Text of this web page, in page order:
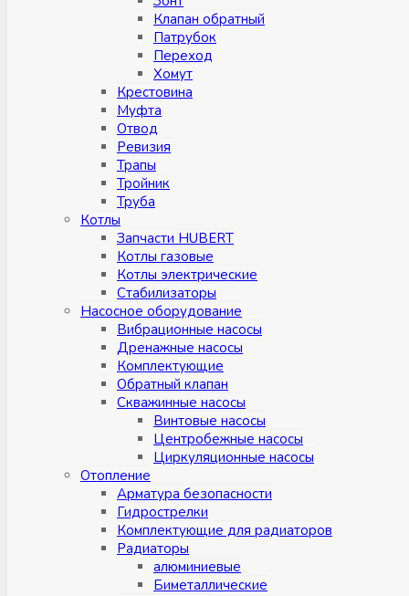
Клапан обратный
Патрубок
Переход
Хомут
Крестовина
Муфтa
Отвод
Ревизия
Трапы
Тройник
Труба
Котлы
Запчасти HUBERT
Котлы газовые
Котлы электрические
Стабилизаторы
Насосное оборудование
Вибрационные насосы
Дренажные насосы
Комплектующие
Обратный клапан
Скважинные насосы
Винтовые насосы
Центробежные насосы
Циркуляционные насосы
Отопление
Арматура безопасности
Гидрострелки
Комплектующие для радиаторов
Радиаторы
алюминиевые
Биметаллические